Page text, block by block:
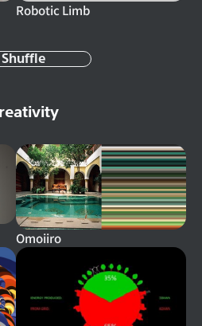
Robotic Limb
Shuffle
Omoiiro